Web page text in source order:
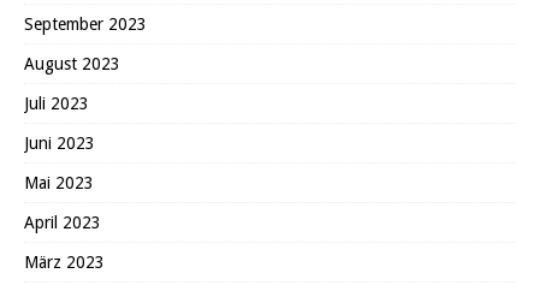
September 2023
August 2023
Juli 2023
Juni 2023
Mai 2023
April 2023
März 2023